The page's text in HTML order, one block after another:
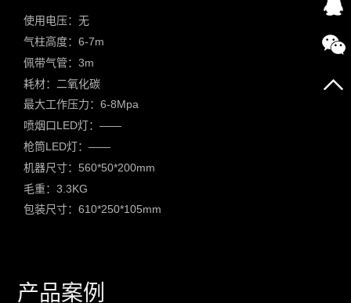
使用电压：无
气柱高度：6-7m
佩带气管：3m
耗材：二氧化碳
最大工作压力：6-8Mpa
喷烟口LED灯：——
枪筒LED灯：——
机器尺寸：560*50*200mm
毛重：3.3KG
包装尺寸：610*250*105mm
产品案例